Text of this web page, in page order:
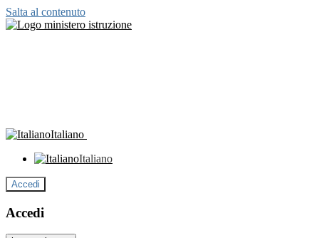
Salta al contenuto
Italiano
Italiano
Accedi
Accedi